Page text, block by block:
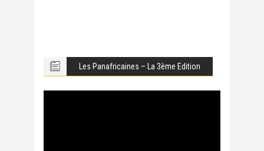
Les Panafricaines – La 3ème Edition